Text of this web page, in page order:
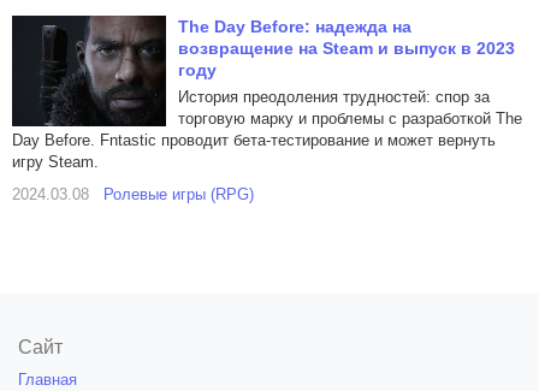
The Day Before: надежда на
возвращение на Steam и выпуск в 2023
году
История преодоления трудностей: спор за
торговую марку и проблемы с разработкой The
Day Before. Fntastic проводит бета-тестирование и может вернуть
игру Steam.
2024.03.08
Ролевые игры (RPG)
Сайт
Главная